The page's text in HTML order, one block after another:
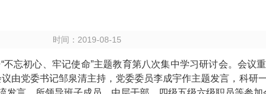
时间：2019-08-15
忘初心、牢记使命”主题教育第八次集中学习研讨会。会议
由党委书记邹泉清主持，党委委员李成宇作主题发言，科研